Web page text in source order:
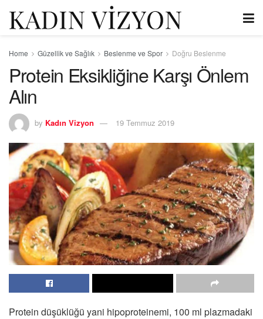
Home Güzellik ve Sağlık Beslenme ve Spor Doğru Beslenme
Protein Eksikliğine Karşı Önlem
Alın
by Kadın Vizyon 19 Temmuz 2019
Protein düşüklüğü yani hipoproteinemi, 100 ml plazmadaki